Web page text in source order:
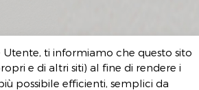
Utente, ti informiamo che questo sito
e di altri siti) al fine di rendere i
possibile efficienti, semplici da